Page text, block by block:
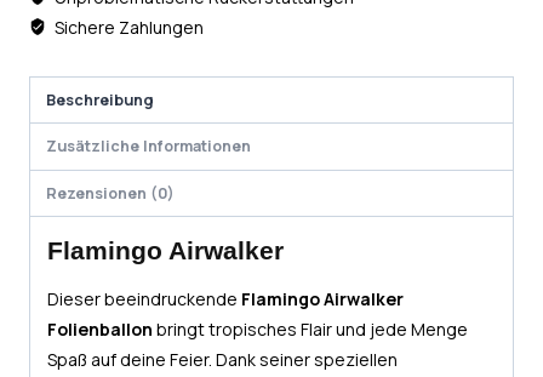
Sichere Zahlungen
Beschreibung
Zusätzliche Informationen
Rezensionen (0)
Flamingo Airwalker
Dieser beeindruckende Flamingo Airwalker
Folienballon bringt tropisches Flair und jede Menge
Spaß auf deine Feier. Dank seiner speziellen